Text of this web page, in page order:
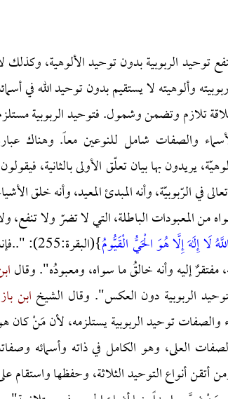
توحيد الربوبية بدون توحيد الألوهية، وكذلك
وألوهيته لا يستقيم بدون توحيد الله في
تلازم وتضمن وشمول. فتوحيد الربوبية
والصفات شامل للنوعين معاً. وهناك
يريدون بها بيان تعلّق الأولى بالثانية،
الرّبوبيّة، وأنه المبدئ المعيد، وأنه خلق
من المعبودات الباطلة، التي لا تضرّ ولا تنفع،
اللَّهُ لَا إِلَهَ إِلَّا هُوَ الْحَيُّ الْقَيُّومُ
}(البقرة:255):
مفتقرٌ إليه وأنه خالقُ ما سواه، ومعبودُه". وقال
الربوبية دون العكس". وقال الشيخ ابن باز
والصفات توحيد الربوبية يستلزمه، لأن مَنْ كان
العلى، وهو الكامل في ذاته وأسمائه
أتقن أنواع التوحيد الثلاثة، وحفظها واستقام